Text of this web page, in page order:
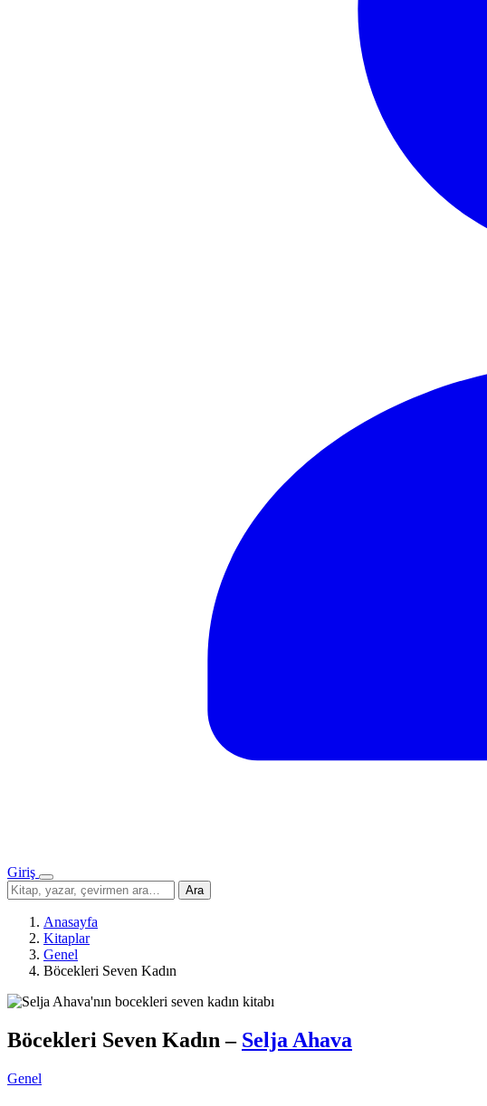
Giriş
Menü
Sitede
ara
Ara
Anasayfa
Kitaplar
Genel
Böcekleri Seven Kadın
Böcekleri Seven Kadın– Selja Ahava
Genel